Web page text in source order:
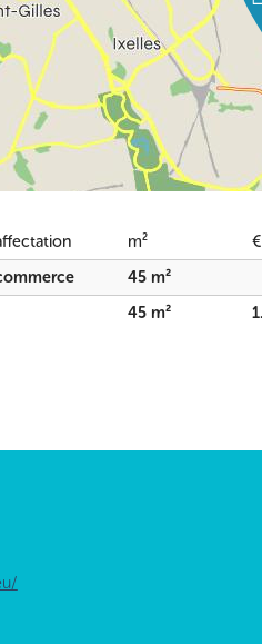
m² €
45 m²
45 m²